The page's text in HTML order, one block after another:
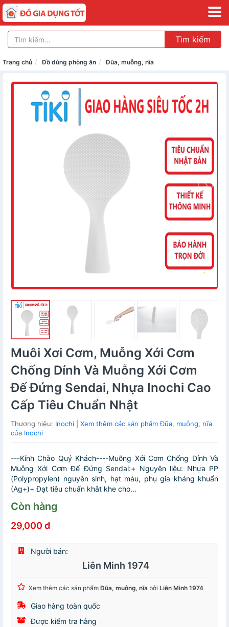
Tìm kiếm
Trang chủ Đồ dùng phòng ăn Đũa, muỗng, nĩa
Muôi Xơi Cơm, Muỗng Xới Cơm
Chống Dính Và Muỗng Xới Cơm
Đế Đứng Sendai, Nhựa Inochi Cao
Cấp Tiêu Chuẩn Nhật
Thương hiệu: Inochi
Xem thêm các sản phẩm Đũa, muỗng, nĩa
của Inochi
---Kính Chào Quý Khách----Muỗng Xới Cơm Chống Dính Và
Muỗng Xới Cơm Đế Đứng Sendai:+ Nguyên liệu: Nhựa PP
(Polypropylen) nguyên sinh, hạt màu, phụ gia kháng khuẩn
(Ag+)+ Đạt tiêu chuẩn khắt khe cho...
Còn hàng
29,000 đ
Người bán:
Liên Minh 1974
Xem thêm các sản phẩmĐũa, muỗng, nĩa bởi Liên Minh 1974
Giao hàng toàn quốc
Được kiểm tra hàng